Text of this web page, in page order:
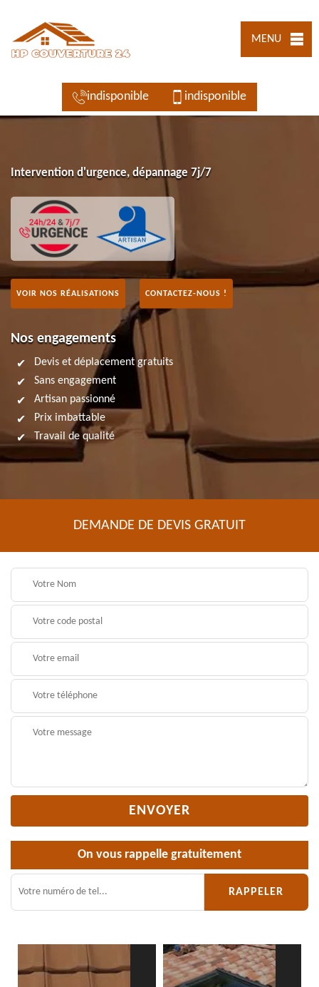
MENU
indisponible indisponible
Intervention d'urgence, dépannage 7j/7
VOIR NOS RÉALISATIONS CONTACTEZ-NOUS !
Nos engagements
Devis et déplacement gratuits
Sans engagement
Artisan passionné
Prix imbattable
Travail de qualité
DEMANDE DE DEVIS GRATUIT
On vous rappelle gratuitement